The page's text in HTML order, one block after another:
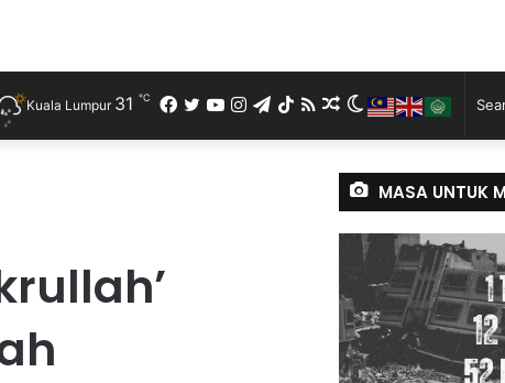
Switch
skin
Random
Article
RSS
TikTok
Telegram
Instagram
YouTube
Twitter
Facebook
Kuala Lumpur 31 ℃
MASA UNTUK